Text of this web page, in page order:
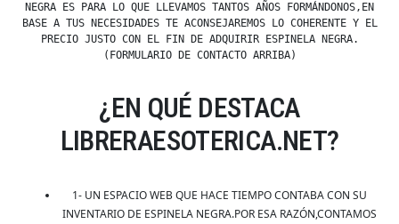
NEGRA ES PARA LO QUE LLEVAMOS TANTOS AÑOS FORMÁNDONOS,EN
BASE A TUS NECESIDADES TE ACONSEJAREMOS LO COHERENTE Y EL
PRECIO JUSTO CON EL FIN DE ADQUIRIR ESPINELA NEGRA.
(FORMULARIO DE CONTACTO ARRIBA)
¿EN QUÉ DESTACA
LIBRERAESOTERICA.NET?
1- UN ESPACIO WEB QUE HACE TIEMPO CONTABA CON SU
INVENTARIO DE ESPINELA NEGRA.POR ESA RAZÓN,CONTAMOS